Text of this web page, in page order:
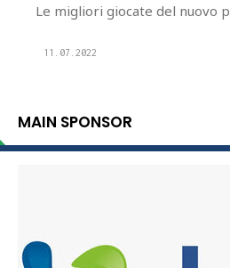
Le migliori giocate del nuovo
11.07.2022
MAIN SPONSOR